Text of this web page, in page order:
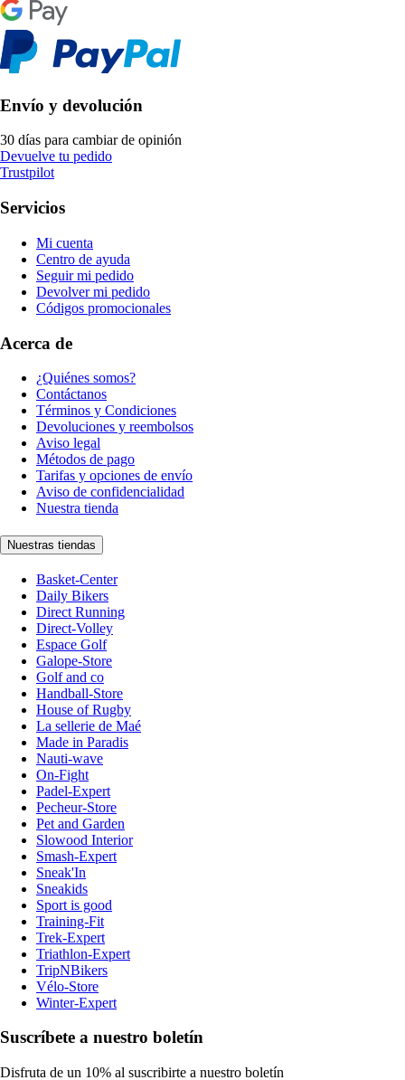
Envío y devolución
30 días para cambiar de opinión
Devuelve tu pedido
Trustpilot
Servicios
Mi cuenta
Centro de ayuda
Seguir mi pedido
Devolver mi pedido
Códigos promocionales
Acerca de
¿Quiénes somos?
Contáctanos
Términos y Condiciones
Devoluciones y reembolsos
Aviso legal
Métodos de pago
Tarifas y opciones de envío
Aviso de confidencialidad
Nuestra tienda
Nuestras tiendas
Basket-Center
Daily Bikers
Direct Running
Direct-Volley
Espace Golf
Galope-Store
Golf and co
Handball-Store
House of Rugby
La sellerie de Maé
Made in Paradis
Nauti-wave
On-Fight
Padel-Expert
Pecheur-Store
Pet and Garden
Slowood Interior
Smash-Expert
Sneak'In
Sneakids
Sport is good
Training-Fit
Trek-Expert
Triathlon-Expert
TripNBikers
Vélo-Store
Winter-Expert
Suscríbete a nuestro boletín
Disfruta de un 10% al suscribirte a nuestro boletín